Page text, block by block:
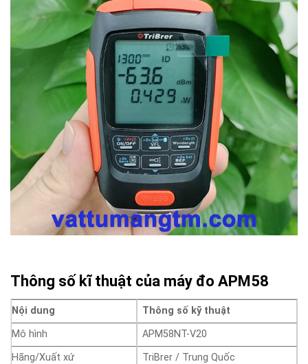
Thông số kĩ thuật của máy đo APM58
Nội dung
Thông số kỹ thuật
Mô hình
APM58NT-V20
Hãng/Xuất xứ
TriBrer / Trung Quốc